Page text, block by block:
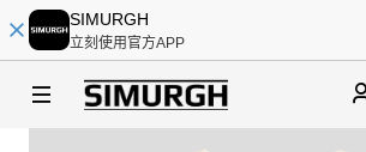
SIMURGH
立刻使用官方APP